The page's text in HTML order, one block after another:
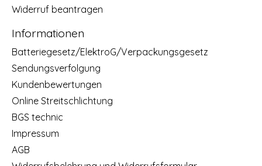
Widerruf beantragen
Informationen
Batteriegesetz/ElektroG/Verpackungsgesetz
Sendungsverfolgung
Kundenbewertungen
Online Streitschlichtung
BGS technic
Impressum
AGB